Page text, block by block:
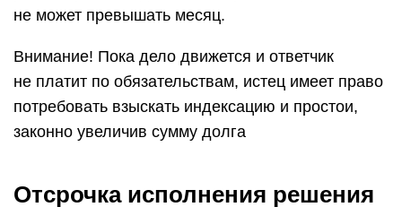
не может превышать месяц.
Внимание! Пока дело движется и ответчик
не платит по обязательствам, истец имеет право
потребовать взыскать индексацию и простои,
законно увеличив сумму долга
Отсрочка исполнения решения